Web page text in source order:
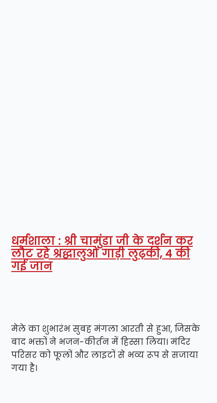
धर्मशाला : श्री चामुंडा जी के दर्शन कर
लौट रहे श्रद्धालुओं गाड़ी लुढ़की, 4 की
गई जान
मेले का शुभारंभ सुबह मंगला आरती से हुआ, जिसके
बाद भक्तों ने भजन-कीर्तन में हिस्सा लिया। मंदिर
परिसर को फूलों और लाइटों से भव्य रूप से सजाया
गया है।